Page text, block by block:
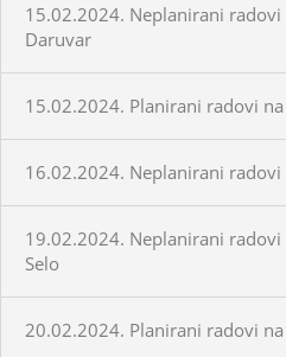
15.02.2024. Neplanirani
Daruvar
15.02.2024. Planirani radovi
16.02.2024. Neplanirani
19.02.2024. Neplanirani
Selo
20.02.2024. Planirani radovi